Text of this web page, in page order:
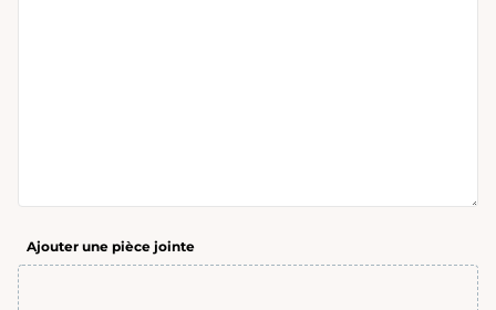
Ajouter une pièce jointe